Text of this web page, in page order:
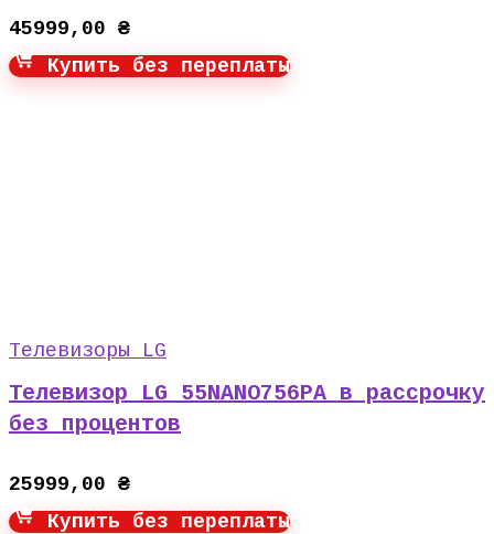
45999,00 ₴
Купить без переплаты
Телевизоры LG
Телевизор LG 55NANO756PA в рассрочку
без процентов
25999,00 ₴
Купить без переплаты